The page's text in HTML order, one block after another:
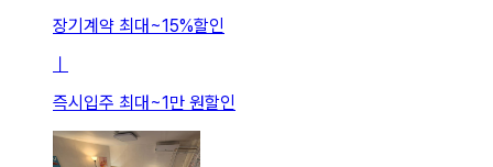
장기계약 최대 ~15%할인
즉시입주 최대 ~1만 원할인